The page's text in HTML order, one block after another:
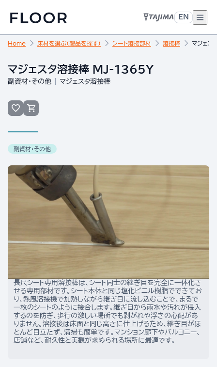
EN
Home 床材を選ぶ（製品を探す） シート溶接部材 溶接棒 マジェ
マジェスタ溶接棒 MJ-1365Y
副資材・その他 マジェスタ溶接棒
副資材・その他
長尺シート専用溶接棒は、シート同士の継ぎ目を完全に一体化さ
せる専用部材です。シート本体と同じ塩化ビニル樹脂でできてお
り、熱風溶接機で加熱しながら継ぎ目に流し込むことで、まるで
一枚のシートのように接合します。継ぎ目から雨水や汚れが侵入
するのを防ぎ、歩行の激しい場所でも剥がれや浮きの心配があ
りません。溶接後は床面と同じ高さに仕上げるため、継ぎ目がほ
とんど目立たず、清掃も簡単です。マンション廊下やバルコニー、
店舗など、耐久性と美観が求められる場所に最適です。